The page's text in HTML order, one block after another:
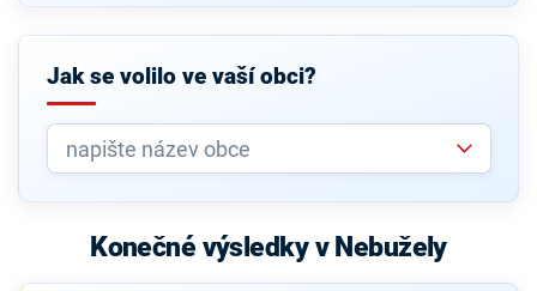
Jak se volilo ve vaší obci?
Konečné výsledky v Nebužely